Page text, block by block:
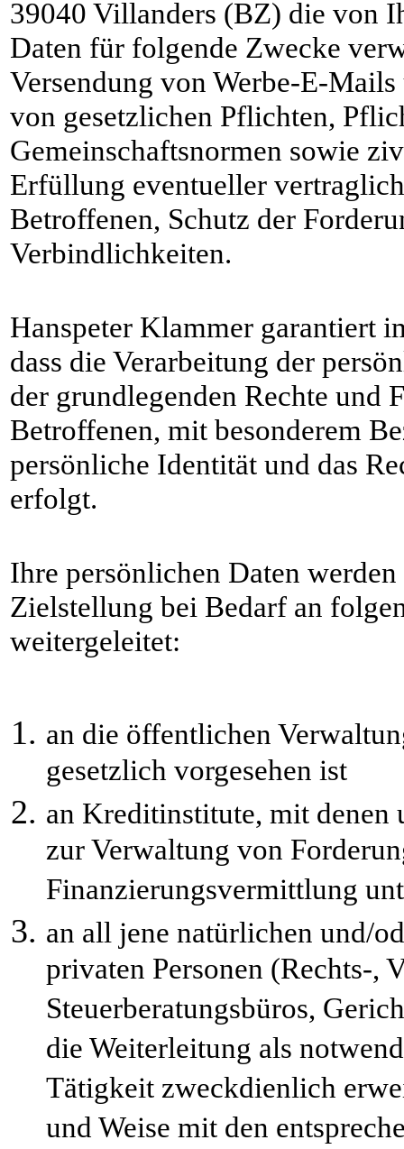
39040 Villanders (BZ) die von
Daten für folgende Zwecke
Versendung von Werbe-E-
von gesetzlichen Pflichten,
Gemeinschaftsnormen sowie
Erfüllung eventueller
Betroffenen, Schutz der
Verbindlichkeiten.
Hanspeter Klammer garantiert
dass die Verarbeitung der
der grundlegenden Rechte und
Betroffenen, mit besonderem
persönliche Identität und das
erfolgt.
Ihre persönlichen Daten
Zielstellung bei Bedarf an
weitergeleitet:
an die öffentlichen
gesetzlich vorgesehen ist
an Kreditinstitute, mit denen
zur Verwaltung von
Finanzierungsvermittlung
an all jene natürlichen und/
privaten Personen (Rechts-,
Steuerberatungsbüros,
die Weiterleitung als
Tätigkeit zweckdienlich
und Weise mit den